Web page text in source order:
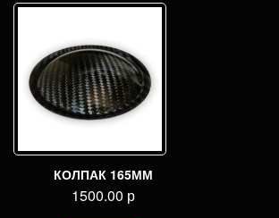
КОЛПАК 165ММ
1500.00 р